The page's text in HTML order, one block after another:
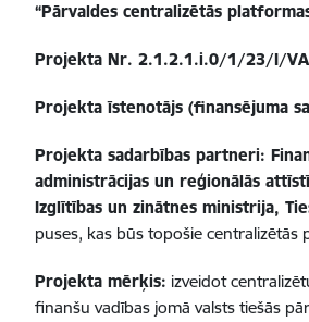
“Pārvaldes centralizētās
Projekta Nr.2.1.2.1.i.0/1/23/I/
Projekta īstenotājs (finansējuma
Projekta sadarbības partneri:
administrācijas un reģionālās
Izglītības un zinātnes ministrija,
puses, kas būs topošie
Projekta mērķis: izveidot
finanšu vadības jomā valsts tiešās